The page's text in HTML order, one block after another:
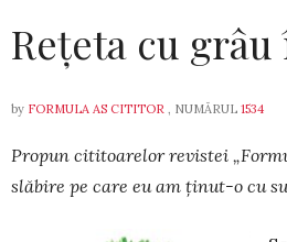
Rețeta cu
by FORMULA AS CITITOR , NUMĂRUL 1534
Propun cititoarelor revistei
slăbire pe care eu am ți­nut-o cu